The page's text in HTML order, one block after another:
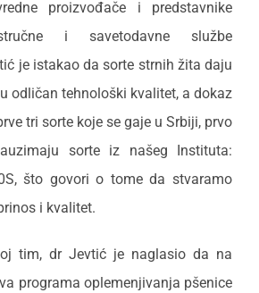
proizvođače i predstavnike
i savetodavne službe
je istakao da sorte strnih žita daju
odličan tehnološki kvalitet, a dokaz
tri sorte koje se gaje u Srbiji, prvo
sorte iz našeg Instituta:
što govori o tome da stvaramo
i kvalitet.
tim, dr Jevtić je naglasio da na
programa oplemenjivanja pšenice